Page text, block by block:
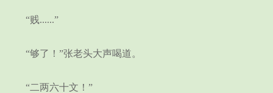
“贱......”
“够了！”张老头大声喝道。
“二两六十文！”